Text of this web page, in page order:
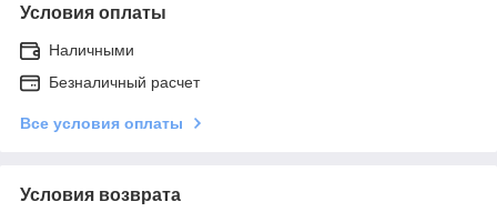
Условия оплаты
Наличными
Безналичный расчет
Все условия оплаты
Условия возврата